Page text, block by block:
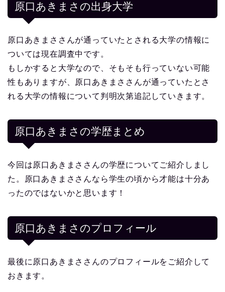
原口あきまさの出身大学
原口あきまささんが通っていたとされる大学の情報に
ついては現在調査中です。
もしかすると大学なので、そもそも行っていない可能
性もありますが、原口あきまささんが通っていたとさ
れる大学の情報について判明次第追記していきます。
原口あきまさの学歴まとめ
今回は原口あきまささんの学歴についてご紹介しまし
た。原口あきまささんなら学生の頃から才能は十分あ
ったのではないかと思います！
原口あきまさ のプロフィール
最後に原口あきまささんのプロフィールをご紹介して
おきます。